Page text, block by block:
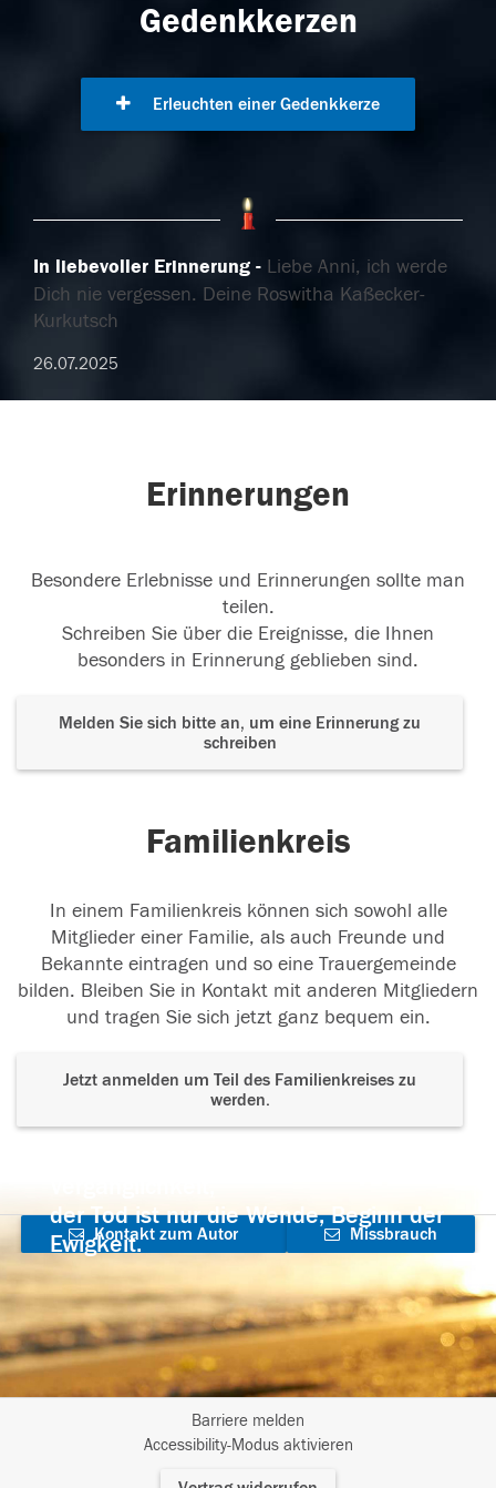
Gedenkkerzen
Erleuchten einer Gedenkkerze
In liebevoller Erinnerung
Liebe Anni, ich werde
Dich nie vergessen. Deine Roswitha Kaßecker-
Kurkutsch
26.07.2025
Erinnerungen
Besondere Erlebnisse und Erinnerungen sollte man
teilen.
Schreiben Sie über die Ereignisse, die Ihnen
besonders in Erinnerung geblieben sind.
Melden Sie sich bitte an, um eine Erinnerung zu
schreiben
Familienkreis
In einem Familienkreis können sich sowohl alle
Mitglieder einer Familie, als auch Freunde und
Bekannte eintragen und so eine Trauergemeinde
bilden. Bleiben Sie in Kontakt mit anderen Mitgliedern
und tragen Sie sich jetzt ganz bequem ein.
Jetzt anmelden um Teil des Familienkreises zu
werden.
der Tod ist nur die Wende, Beginn der
Ewigkeit.
Kontakt zum Autor
aufnehmen
Missbrauch
Barriere melden
Accessibility-Modus aktivieren